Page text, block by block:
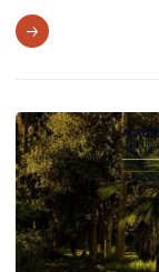
在水泥地上快跑，脚
盖受伤及软骨磨损，甚至诱发关节炎。